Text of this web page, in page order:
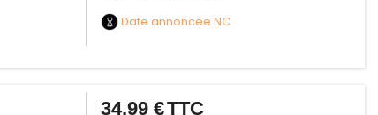
Date annoncée NC
Prix
34,99 €TTC